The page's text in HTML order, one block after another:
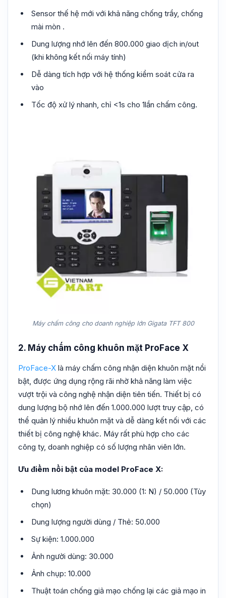
Sensor thế hệ mới với khả năng chống trầy, chống
mài mòn .
Dung lượng nhớ lên đến 800.000 giao dịch in/out
(khi không kết nối máy tính)
Dễ dàng tích hợp với hệ thống kiểm soát cửa ra
vào
Tốc độ xử lý nhanh, chỉ <1s cho 1lần chấm công.
Máy chấm công cho doanh nghiệp lớn Gigata TFT 800
2. Máy chấm công khuôn mặt ProFace X
ProFace-X là máy chấm công nhận diện khuôn mặt nổi
bật, được ứng dụng rộng rãi nhờ khả năng làm việc
vượt trội và công nghệ nhận diện tiên tiến. Thiết bị có
dung lượng bộ nhớ lên đến 1.000.000 lượt truy cập, có
thể quản lý nhiều khuôn mặt và dễ dàng kết nối với các
thiết bị công nghệ khác. Máy rất phù hợp cho các
công ty, doanh nghiệp có số lượng nhân viên lớn.
Ưu điểm nổi bật của model ProFace X:
Dung lương khuôn mặt: 30.000 (1: N) / 50.000 (Tùy
chọn)
Dung lượng người dùng / Thẻ: 50.000
Sự kiện: 1.000.000
Ảnh người dùng: 30.000
Ảnh chụp: 10.000
Thuật toán chống giả mạo chống lại các giả mạo in